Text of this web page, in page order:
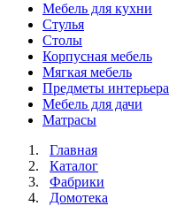
Мебель для кухни
Стулья
Столы
Корпусная мебель
Мягкая мебель
Предметы интерьера
Мебель для дачи
Матраcы
Главная
Каталог
Фабрики
Домотека